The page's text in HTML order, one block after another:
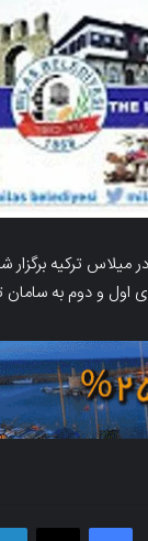
و دوم به سامان
فیسبوک X